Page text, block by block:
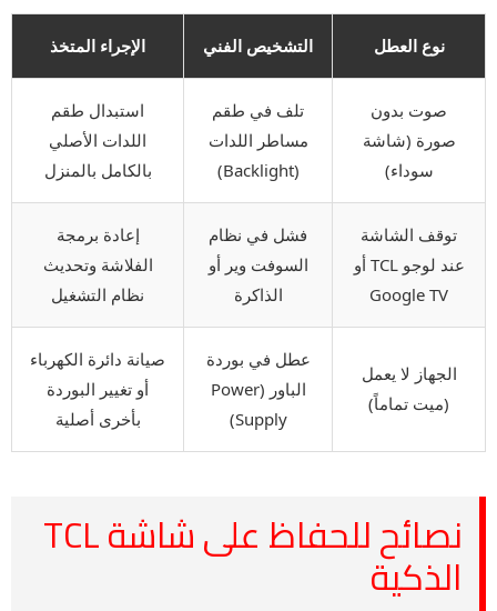
نوع العطل التشخيص الفني الإجراء المتخذ
صوت بدون
صورة (شاشة
سوداء)
تلف في طقم
مساطر اللدات
(Backlight)
استبدال طقم
اللدات الأصلي
بالكامل بالمنزل
توقف الشاشة
عند لوجو TCL أو
Google TV
فشل في نظام
السوفت وير أو
الذاكرة
إعادة برمجة
الفلاشة وتحديث
نظام التشغيل
الجهاز لا يعمل
(ميت تماماً)
عطل في بوردة
الباور (Power
Supply)
صيانة دائرة الكهرباء
أو تغيير البوردة
بأخرى أصلية
نصائح للحفاظ على شاشة TCL
الذكية